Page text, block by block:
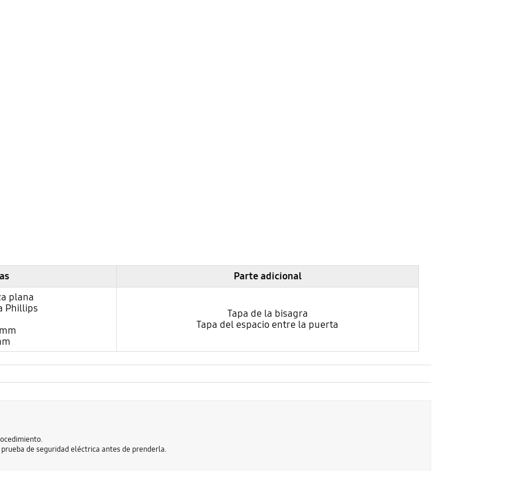
Parte adicional
plana
Phillips
Tapa de la bisagra
Tapa del espacio entre la puerta
de seguridad eléctrica antes de prenderla.